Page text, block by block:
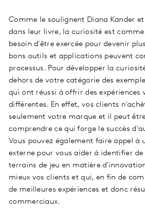
Comme le soulignent Diana Kander
dans leur livre, la curiosité est comme
besoin d'être exercée pour devenir
bons outils et applications peuvent
processus. Pour développer la
dehors de votre catégorie des
qui ont réussi à offrir des expériences
différentes. En effet, vos clients
seulement votre marque et il peut
comprendre ce qui forge le succès
Vous pouvez également faire appel à
externe pour vous aider à identifier de
terrains de jeu en matière
mieux vos clients et qui, en fin de
de meilleures expériences et donc
commerciaux.